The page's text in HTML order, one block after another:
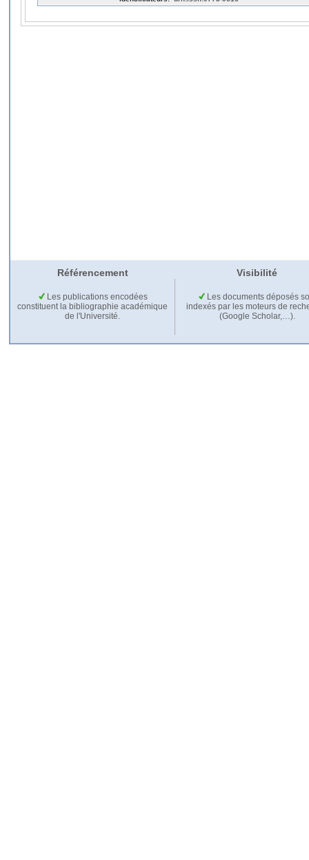
Référencement Visibilité
Les publications encodées
constituent la bibliographie académique
de l'Université.
Les documents déposés
indexés par les moteurs de
(Google Scholar,…).